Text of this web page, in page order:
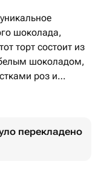
акрил)
шоколада,
торт состоит из
шоколадом,
роз и
штрихом
изысканным
но и невероятно
перекладено